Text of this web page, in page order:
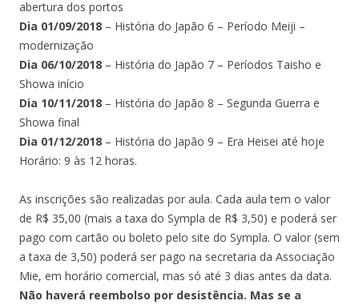
abertura dos portos
Dia 01/09/2018 – História do Japão 6 – Período Meiji –
modernização
Dia 06/10/2018 – História do Japão 7 – Períodos Taisho e
Showa início
Dia 10/11/2018 – História do Japão 8 – Segunda Guerra e
Showa final
Dia 01/12/2018 – História do Japão 9 – Era Heisei até hoje
Horário: 9 às 12 horas.
As inscrições são realizadas por aula. Cada aula tem o valor
de R$ 35,00 (mais a taxa do Sympla de R$ 3,50) e poderá ser
pago com cartão ou boleto pelo site do Sympla. O valor (sem
a taxa de 3,50) poderá ser pago na secretaria da Associação
Mie, em horário comercial, mas só até 3 dias antes da data.
Não haverá reembolso por desistência. Mas se a